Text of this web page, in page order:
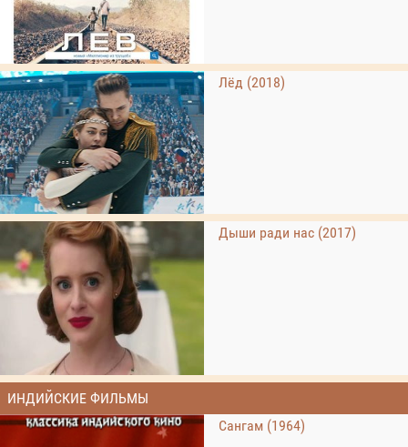
Лёд (2018)
Дыши ради нас (2017)
ИНДИЙСКИЕ ФИЛЬМЫ
Сангам (1964)